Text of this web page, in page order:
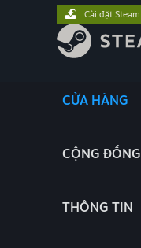
CỬA HÀNG
CỘNG ĐỒNG
THÔNG TIN
Cài đặt Steam